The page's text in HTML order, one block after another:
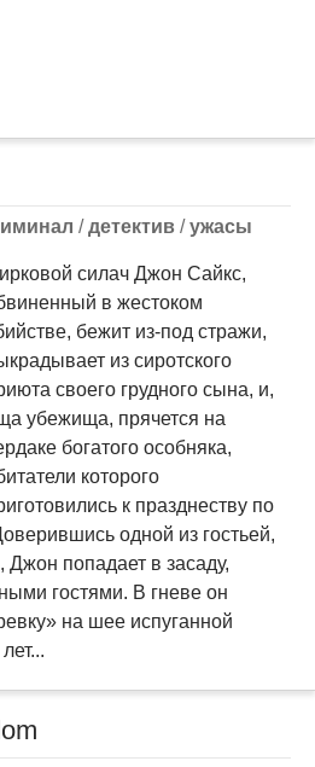
/детектив /ужасы
силач Джон Сайкс,
в жестоком
бежит из-под стражи,
из сиротского
своего грудного сына, и,
убежища, прячется на
богатого особняка,
которого
к празднеству по
одной из гостьей,
попадает в засаду,
гостями. В гневе он
на шее испуганной